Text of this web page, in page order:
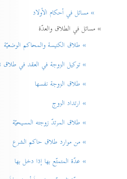
» مسائل في أحكام الأولاد
» مسائل في الطلاق والعدّة
» طلاق الكنيسة والمحاكم الوضعيّة
» توكيل الزوجة في العقد في طلاق
» طلاق الزوجة نفسها
» ارتداد الزوج
» طلاق المرتدّ زوجته المسيحيّة
» من موارد طلاق حاكم الشرع
» عدّة المتمتّع بها إذا دخل بها